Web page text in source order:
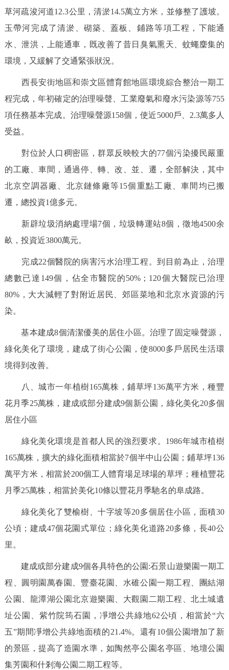
草河疏浚河道12.3公里，清淤14.5萬立方米，並修整了護坡。
玉帶河完成了清淤、砌築、蓋板、鋪路等項工程，下能通
水、泄洪，上能通車，既改善了昔日臭氣熏天、蚊蠅麇集的
環境，又緩解了交通緊張狀況。
西長安街地區和崇文區體育館地區環境綜合整治一期工
程完成，年初確定的治理噪聲、工業廢氣和廢水污染源等755
項任務基本完成。治理噪聲源158個，使近5000戶、2.3萬多人
受益。
對位於人口稠密區，群眾反映較大的77個污染擾民嚴重
的工廠、車間，通過停、轉、改、並、遷，全部解決，其中
北京空調器廠、北京鏈條廠等15個重點工廠、車間均已搬
遷，總投資1億多元。
新辟垃圾消納處理場7個，垃圾轉運站8個，徵地4500余
畝，投資近3800萬元。
完成22個醫院的病害污水治理工程。到目前為止，治理
總數已達149個，佔全市醫院的50%；120個大醫院已治理
80%，大大減輕了對附近居民、郊區菜地和北京水資源的污
染。
基本建成8個清潔優美的居住小區。治理了固定噪聲源，
綠化美化了環境，建成了街心公園，使8000多戶居民生活環
境得到改善。
八、城市一年植樹165萬株，鋪草坪136萬平方米，種豐
花月季25萬株，建成或部分建成9個新公園，綠化美化20多個
居住小區
綠化美化環境是首都人民的強烈要求。1986年城市植樹
165萬株，擴大的綠化面積相當於7個半中山公園；鋪草坪136
萬平方米，相當於200個工人體育場足球場的草坪；種植豐花
月季25萬株，相當於美化10條以豐花月季馳名的阜成路。
綠化美化了雙榆樹、十字坡等20多個居住小區，面積30
公頃；建成47個花園式單位；綠化美化道路20多條，長40公
里。
建成或部分建成9個各具特色的公園:石景山遊樂園一期工
程、圓明園萬春園、豐臺花園、水碓公園一期工程、團結湖
公園、龍潭湖公園北京遊樂園、大觀園二期工程、北土城遺
址公園、紫竹院筠石園，凈增公共綠地62公頃，相當於“六
五”期間凈增公共綠地面積的21.4%。還有10個公園增加了新
的景區，提高了造園水準，如陶然亭公園名亭區、地壇公園
集芳園和什剎海公園二期工程等。